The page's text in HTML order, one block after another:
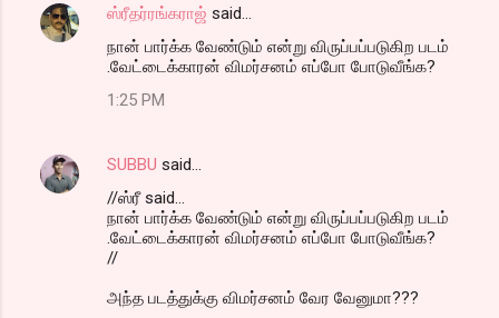
ஸ்ரீதர்ரங்கராஜ் said…
நான் பார்க்க வேண்டும் என்று விருப்பப்படுகிற படம்
.வேட்டைக்காரன் விமர்சனம் எப்போ போடுவீங்க?
1:25 PM
SUBBU said…
//ஸ்ரீ said...
நான் பார்க்க வேண்டும் என்று விருப்பப்படுகிற படம்
.வேட்டைக்காரன் விமர்சனம் எப்போ போடுவீங்க?
//
அந்த படத்துக்கு விமர்சனம் வேர வேனுமா???